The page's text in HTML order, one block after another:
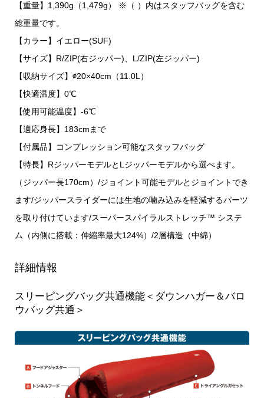
【重量】1,390g（1,479g） ※（ ）内はスタッフバッグを含む
総重量です。
【カラー】イエロー(SUF)
【サイズ】R/ZIP(右ジッパー)、L/ZIP(左ジッパー)
【収納サイズ】∅20×40cm（11.0L）
【快適温度】0℃
【使用可能温度】-6℃
【適応身長】183cmまで
【付属品】コンプレッション可能なスタッフバッグ
【特長】RジッパーモデルとLジッパーモデルから選べます。
（ジッパー長170cm）/ジョイント可能モデルとジョイントでき
ます/ジッパースライダーには生地の噛み込みを軽減するパーツ
を取り付けています/スーパースパイラルストレッチ™ システ
ム（内側に搭載：伸縮率最大124%）/2層構造（中綿）
詳細情報
スリーピングバッグ共通機能＜ダウンハガー＆バロ
ウバッグ共通＞